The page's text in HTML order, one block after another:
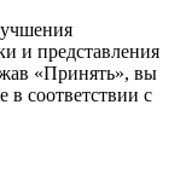
и представления
«Принять», вы
в соответствии с